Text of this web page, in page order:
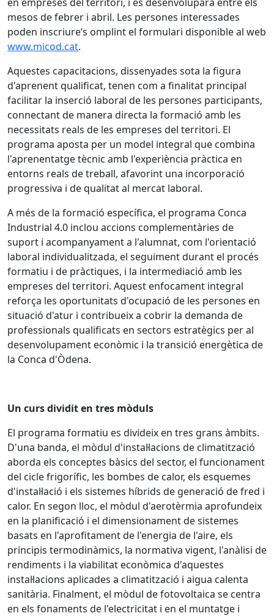
mesos de febrer i abril. Les persones interessades
poden inscriure’s omplint el formulari disponible al web
www.micod.cat.
Aquestes capacitacions, dissenyades sota la figura
d'aprenent qualificat, tenen com a finalitat principal
facilitar la inserció laboral de les persones participants,
connectant de manera directa la formació amb les
necessitats reals de les empreses del territori. El
programa aposta per un model integral que combina
l'aprenentatge tècnic amb l'experiència pràctica en
entorns reals de treball, afavorint una incorporació
progressiva i de qualitat al mercat laboral.
A més de la formació específica, el programa Conca
Industrial 4.0 inclou accions complementàries de
suport i acompanyament a l'alumnat, com l'orientació
laboral individualitzada, el seguiment durant el procés
formatiu i de pràctiques, i la intermediació amb les
empreses del territori. Aquest enfocament integral
reforça les oportunitats d'ocupació de les persones en
situació d'atur i contribueix a cobrir la demanda de
professionals qualificats en sectors estratègics per al
desenvolupament econòmic i la transició energètica de
la Conca d'Òdena.
Un curs dividit en tres mòduls
El programa formatiu es divideix en tres grans àmbits.
D'una banda, el mòdul d'instal·lacions de climatització
aborda els conceptes bàsics del sector, el funcionament
del cicle frigorífic, les bombes de calor, els esquemes
d'instal·lació i els sistemes híbrids de generació de fred i
calor. En segon lloc, el mòdul d'aerotèrmia aprofundeix
en la planificació i el dimensionament de sistemes
basats en l'aprofitament de l'energia de l'aire, els
principis termodinàmics, la normativa vigent, l'anàlisi de
rendiments i la viabilitat econòmica d'aquestes
instal·lacions aplicades a climatització i aigua calenta
sanitària. Finalment, el mòdul de fotovoltaica se centra
en els fonaments de l'electricitat i en el muntatge i